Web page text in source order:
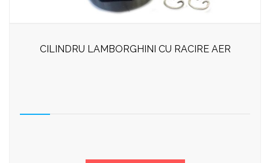
CILINDRU LAMBORGHINI CU RACIRE AER